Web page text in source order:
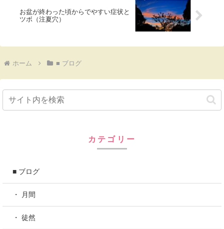
お盆が終わった頃からでやすい症状と
ツボ（注夏穴）
ホーム ■ ブログ
カテゴリー
■ ブログ
・ 月間
・ 徒然